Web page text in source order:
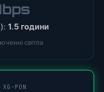
1.5 години
світла
XG-PON